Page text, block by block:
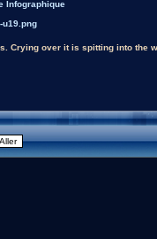
Infographique
Crying over it is spitting into the